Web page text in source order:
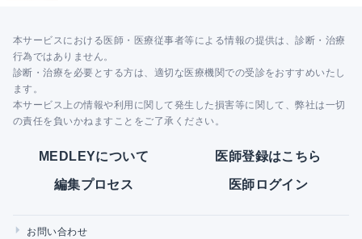
本サービスにおける医師・医療従事者等による情報の提供は、診断・治療
行為ではありません。
診断・治療を必要とする方は、適切な医療機関での受診をおすすめいたし
ます。
本サービス上の情報や利用に関して発生した損害等に関して、弊社は一切
の責任を負いかねますことをご了承ください。
MEDLEYについて 医師登録はこちら
編集プロセス 医師ログイン
お問い合わせ